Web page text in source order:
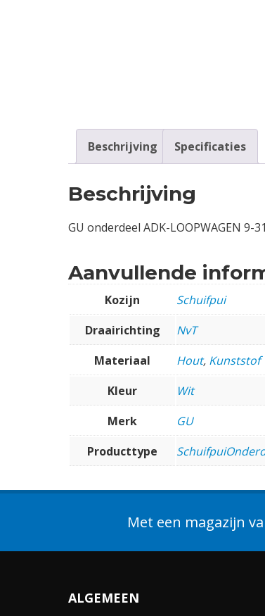
Beschrijving Specificaties
Beschrijving
GU onderdeel ADK-LOOPWAGEN 9-
Aanvullende
Kozijn
Schuifpui
Draairichting
NvT
Materiaal
Hout, Kunststof
Kleur
Wit
Merk
GU
Producttype
Met een magazijn
ALGEMEEN